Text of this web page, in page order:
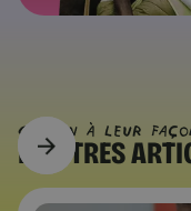
CHACUN À Leur
D’AUTRES